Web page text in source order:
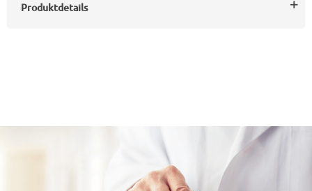
Produktdetails